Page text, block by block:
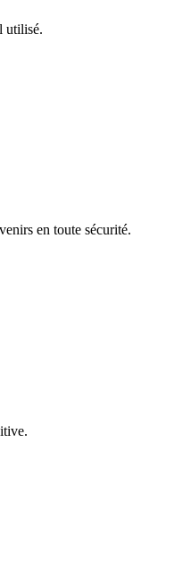
utilisé.
en toute sécurité.